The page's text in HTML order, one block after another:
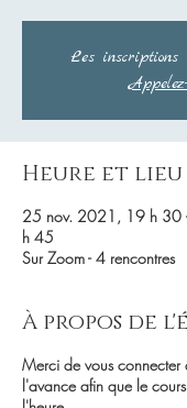
Les inscriptions
Heure et lieu
25 nov. 2021, 19 h
h 45
Sur Zoom - 4 rencontres
À propos de
Merci de vous connecter
l'avance afin que le